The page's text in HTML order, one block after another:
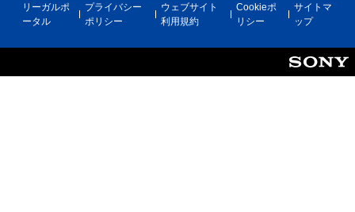
リーガルポ
ータル
プライバシー
ポリシー
ウェブサイト
利用規約
Cookieポ
リシー
サイトマ
ップ